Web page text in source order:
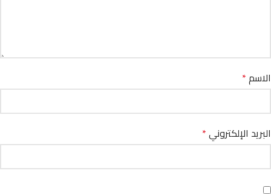
الاسم*
البريد الإلكتروني*